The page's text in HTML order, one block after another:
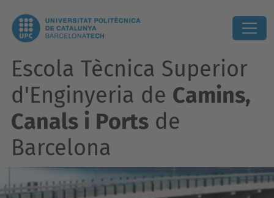
Escola Tècnica Superior
d'Enginyeria de Camins,
Canals i Ports de
Barcelona